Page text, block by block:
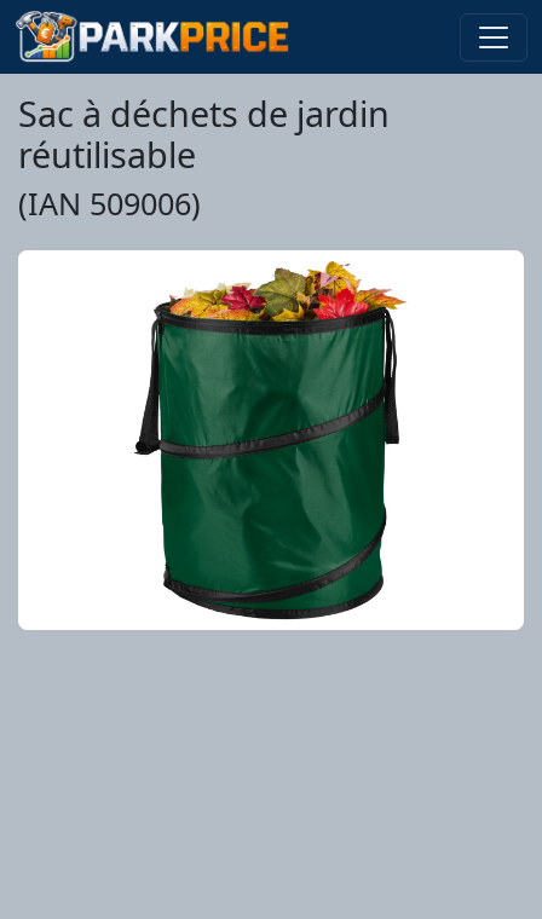
Sac à déchets de jardin
réutilisable
(IAN 509006)